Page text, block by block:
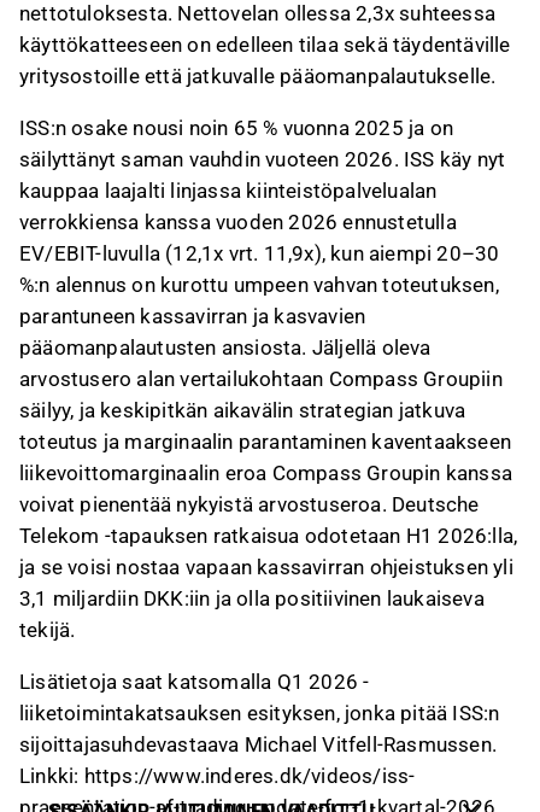
nettotuloksesta. Nettovelan ollessa 2,3x suhteessa
käyttökatteeseen on edelleen tilaa sekä täydentäville
yritysostoille että jatkuvalle pääomanpalautukselle.
ISS:n osake nousi noin 65 % vuonna 2025 ja on
säilyttänyt saman vauhdin vuoteen 2026. ISS käy nyt
kauppaa laajalti linjassa kiinteistöpalvelualan
verrokkiensa kanssa vuoden 2026 ennustetulla
EV/EBIT-luvulla (12,1x vrt. 11,9x), kun aiempi 20–30
%:n alennus on kurottu umpeen vahvan toteutuksen,
parantuneen kassavirran ja kasvavien
pääomanpalautusten ansiosta. Jäljellä oleva
arvostusero alan vertailukohtaan Compass Groupiin
säilyy, ja keskipitkän aikavälin strategian jatkuva
toteutus ja marginaalin parantaminen kaventaakseen
liikevoittomarginaalin eroa Compass Groupin kanssa
voivat pienentää nykyistä arvostuseroa. Deutsche
Telekom -tapauksen ratkaisua odotetaan H1 2026:lla,
ja se voisi nostaa vapaan kassavirran ohjeistuksen yli
3,1 miljardiin DKK:iin ja olla positiivinen laukaiseva
tekijä.
Lisätietoja saat katsomalla Q1 2026 -
liiketoimintakatsauksen esityksen, jonka pitää ISS:n
sijoittajasuhdevastaava Michael Vitfell-Rasmussen.
Linkki: https://www.inderes.dk/videos/iss-
praesentation-af-trading-update-for-1-kvartal-2026